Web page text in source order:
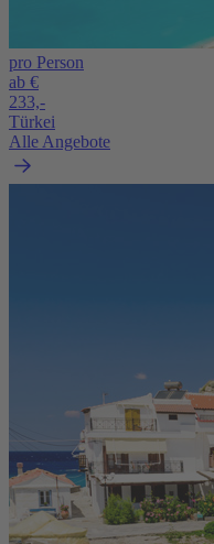
pro Person
ab €
233,-
Türkei
Alle Angebote